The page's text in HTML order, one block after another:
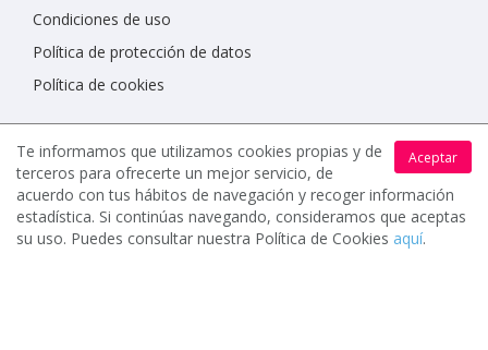
Condiciones de uso
Política de protección de datos
Política de cookies
Aceptar
Te informamos que utilizamos cookies propias y de
terceros para ofrecerte un mejor servicio, de
acuerdo con tus hábitos de navegación y recoger información
estadística. Si continúas navegando, consideramos que aceptas
su uso. Puedes consultar nuestra Política de Cookies aquí.